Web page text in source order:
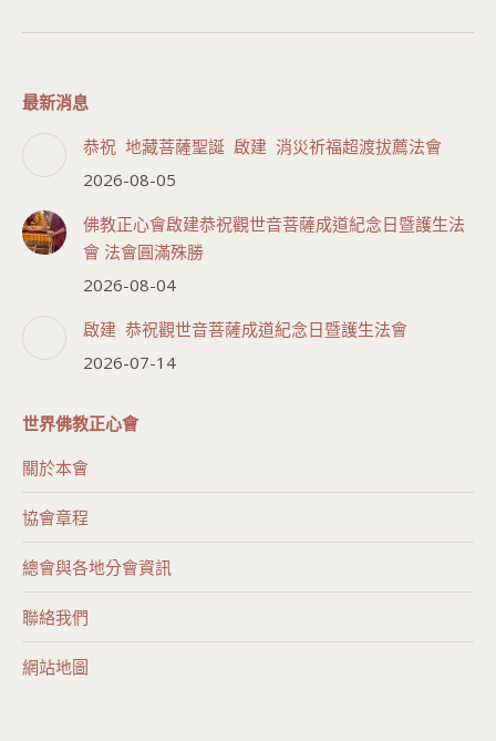
最新消息
恭祝 地藏菩薩聖誕 啟建 消災祈福超渡拔薦法會
2026-08-05
佛教正心會啟建恭祝觀世音菩薩成道紀念日暨護生法
會 法會圓滿殊勝
2026-08-04
啟建 恭祝觀世音菩薩成道紀念日暨護生法會
2026-07-14
世界佛教正心會
關於本會
協會章程
總會與各地分會資訊
聯絡我們
網站地圖